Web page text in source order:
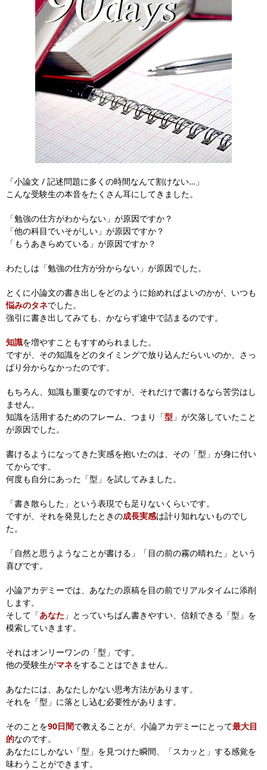
「小論文 / 記述問題に多くの時間なんて割けない…」
こんな受験生の本音をたくさん耳にしてきました。
「勉強の仕方がわからない」が原因ですか？
「他の科目でいそがしい」が原因ですか？
「もうあきらめている」が原因ですか？
わたしは「勉強の仕方が分からない」が原因でした。
とくに小論文の書き出しをどのように始めればよいのかが、いつも
悩みのタネでした。
強引に書き出してみても、かならず途中で詰まるのです。
知識を増やすこともすすめられました。
ですが、その知識をどのタイミングで放り込んだらいいのか、さっ
ぱり分からなかったのです。
もちろん、知識も重要なのですが、それだけで書けるなら苦労はし
ません。
知識を活用するためのフレーム、つまり「型 」が欠落していたこと
が原因でした。
書けるようになってきた実感を抱いたのは、その「型」が身に付い
てからです。
何度も自分にあった「型」を試してみました。
「書き散らした」という表現でも足りないくらいです。
ですが、それを発見したときの成長実感は計り知れないものでし
た。
「自然と思うようなことが書ける」「目の前の霧の晴れた」という
喜びです。
小論アカデミーでは、あなたの原稿を目の前でリアルタイムに添削
します。
そして「あなた 」とっていちばん書きやすい、信頼できる「型」を
模索していきます。
それはオンリーワンの「型」です。
他の受験生がマネをすることはできません。
あなたには、あなたしかない思考方法があります。
それを「型」に落とし込む必要性があります。
そのことを90日間で教えることが、小論アカデミーにとって最大目
的なのです。
あなたにしかない「型」を見つけた瞬間、「スカッと」する感覚を
味わうことができます。